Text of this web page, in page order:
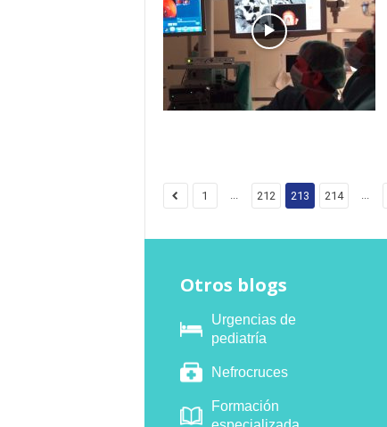
1 ... 212 213 214 ...
Otros blogs
Urgencias de
pediatría
Nefrocruces
Formación